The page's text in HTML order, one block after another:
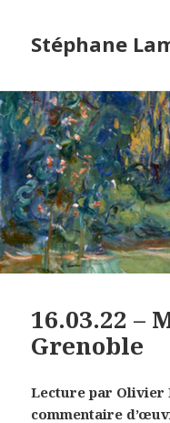
Stéphane
16.03.22 –
Grenoble
Lecture par Olivier
commentaire